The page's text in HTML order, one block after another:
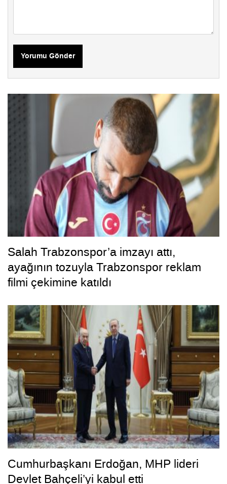
Yorumu Gönder
Salah Trabzonspor’a imzayı attı,
ayağının tozuyla Trabzonspor reklam
filmi çekimine katıldı
Cumhurbaşkanı Erdoğan, MHP lideri
Devlet Bahçeli’yi kabul etti